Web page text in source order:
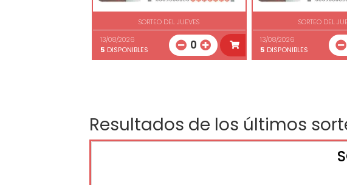
SORTEO DEL JUEVES
13/08/2026
5 DISPONIBLES 0
SORTEO DEL
13/08/2026
5 DISPONIBLES
Resultados de los últimos